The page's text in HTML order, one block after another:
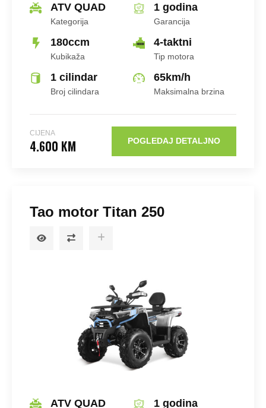
Broj Cilindara
ATV QUAD
Kategorija
1 godina
Garancija
180ccm
Kubikaža
4-taktni
Tip motora
1 cilindar
Broj cilindara
65km/h
Maksimalna brzina
CIJENA
4.600 KM POGLEDAJ DETALJNO
Tao motor Titan 250
ATV QUAD 1 godina